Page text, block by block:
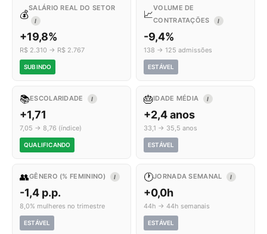
💰
SALÁRIO REAL DO SETOR
I
+19,8%
R$ 2.310 → R$ 2.767
SUBINDO
📈
VOLUME DE
CONTRATAÇÕES
I
-9,4%
138 → 125 admissões
ESTÁVEL
📚ESCOLARIDADE I
+1,71
7,05 → 8,76 (índice)
QUALIFICANDO
🎂IDADE MÉDIA I
+2,4 anos
33,1 → 35,5 anos
ESTÁVEL
👥GÊNERO (% FEMININO) I
-1,4 p.p.
8,0% mulheres no trimestre
ESTÁVEL
🕐JORNADA SEMANAL I
+0,0h
44h → 44h semanais
ESTÁVEL